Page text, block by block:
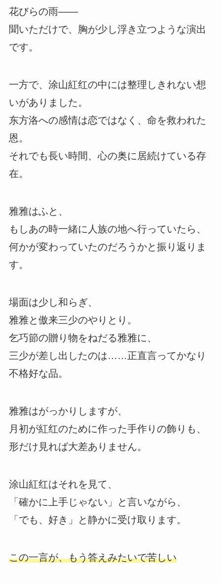
花びらの雨――
聞いただけで、胸が少し浮き立つような演出
です。
一方で、涂山紅红の中には整理しきれない想
いがありました。
东方洛への感情は恋ではなく、命を救われた
恩。
それでも長い時間、心の奥に居続けている存
在。
雅雅はふと、
もしあの時一緒に人族の地へ行っていたら、
何かが変わっていたのだろうかと振り返りま
す。
場面は少し和らぎ、
雅雅と傲来三少のやりとり。
乞巧節の贈り物をねだる雅雅に、
三少が差し出したのは……正直言ってかなり
不格好な品。
雅雅はがっかりしますが、
月初が紅红のために作った手作りの飾りも、
形だけ見れば大差ありません。
涂山紅红はそれを見て、
「確かに上手じゃない」と言いながら、
「でも、好き」と静かに受け取ります。
この一言が、もう答えみたいで苦しい